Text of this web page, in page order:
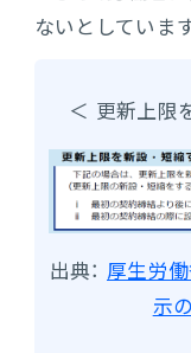
ないとしています
＜ 更新上限
出典： 厚生労
示